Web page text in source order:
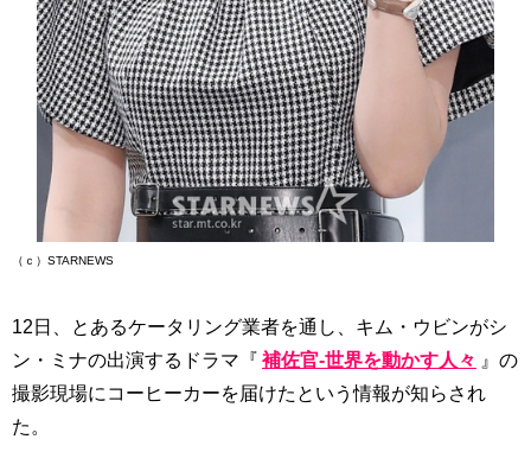
（ｃ）STARNEWS
12日、とあるケータリング業者を通し、キム・ウビンがシ
ン・ミナの出演するドラマ『 補佐官-世界を動かす人々 』の
撮影現場にコーヒーカーを届けたという情報が知らされ
た。